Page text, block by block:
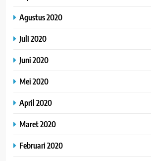
Agustus 2020
Juli 2020
Juni 2020
Mei 2020
April 2020
Maret 2020
Februari 2020